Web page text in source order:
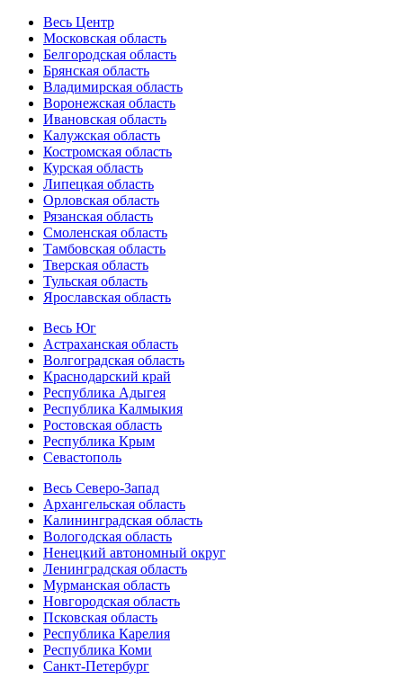
Весь Центр
Московская область
Белгородская область
Брянская область
Владимирская область
Воронежская область
Ивановская область
Калужская область
Костромская область
Курская область
Липецкая область
Орловская область
Рязанская область
Смоленская область
Тамбовская область
Тверская область
Тульская область
Ярославская область
Весь Юг
Астраханская область
Волгоградская область
Краснодарский край
Республика Адыгея
Республика Калмыкия
Ростовская область
Республика Крым
Севастополь
Весь Северо-Запад
Архангельская область
Калининградская область
Вологодская область
Ненецкий автономный округ
Ленинградская область
Мурманская область
Новгородская область
Псковская область
Республика Карелия
Республика Коми
Санкт-Петербург